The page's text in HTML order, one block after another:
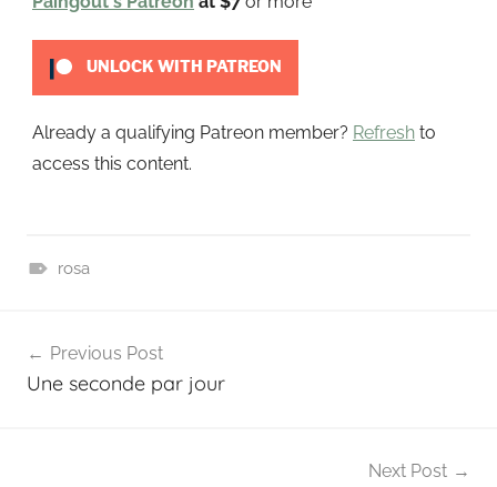
UNLOCK WITH PATREON
Already a qualifying Patreon member? Refresh to
access this content.
t
r
rosa
de
Previous Post
Une seconde par jour
Next Post